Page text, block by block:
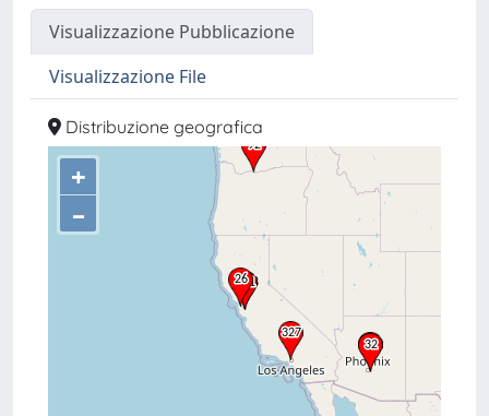
Visualizzazione Pubblicazione
Visualizzazione File
Distribuzione geografica
+
–